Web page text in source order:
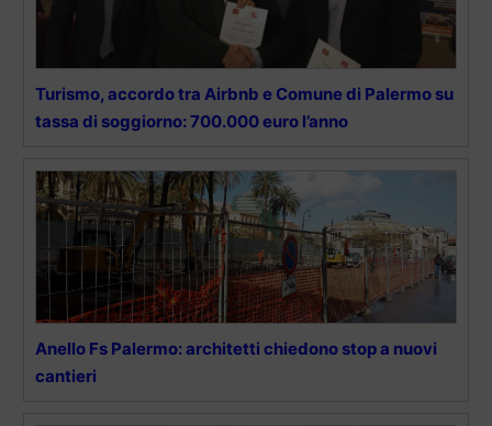
Turismo, accordo tra Airbnb e Comune di Palermo su
tassa di soggiorno: 700.000 euro l’anno
Anello Fs Palermo: architetti chiedono stop a nuovi
cantieri